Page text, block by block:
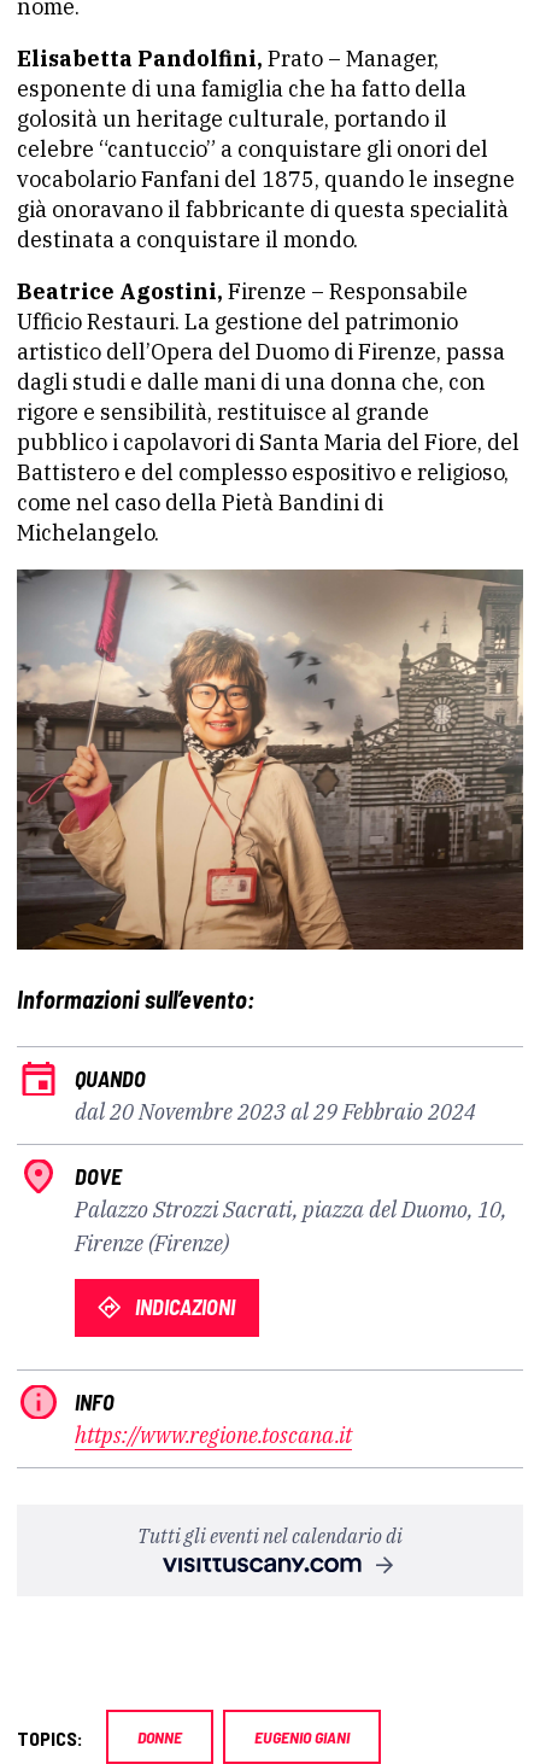
nome.
Elisabetta Pandolfini, Prato – Manager,
esponente di una famiglia che ha fatto della
golosità un heritage culturale, portando il
celebre “cantuccio” a conquistare gli onori del
vocabolario Fanfani del 1875, quando le insegne
già onoravano il fabbricante di questa specialità
destinata a conquistare il mondo.
Beatrice Agostini, Firenze – Responsabile
Ufficio Restauri. La gestione del patrimonio
artistico dell’Opera del Duomo di Firenze, passa
dagli studi e dalle mani di una donna che, con
rigore e sensibilità, restituisce al grande
pubblico i capolavori di Santa Maria del Fiore, del
Battistero e del complesso espositivo e religioso,
come nel caso della Pietà Bandini di
Michelangelo.
Informazioni sull’evento:
QUANDO
dal 20 Novembre 2023 al 29 Febbraio 2024
DOVE
Palazzo Strozzi Sacrati, piazza del Duomo, 10,
Firenze (Firenze)
INDICAZIONI
INFO
https://www.regione.toscana.it
Tutti gli eventi nel calendario di
TOPICS: DONNE EUGENIO GIANI